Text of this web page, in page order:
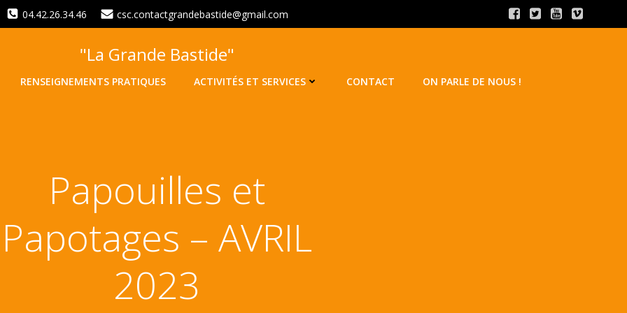
04.42.26.34.46 csc.contactgrandebastide@gmail.com
"La Grande Bastide"
RENSEIGNEMENTS PRATIQUES ACTIVITÉS ET SERVICES CONTACT ON PARLE DE NOUS !
Papouilles et
Papotages – AVRIL
2023